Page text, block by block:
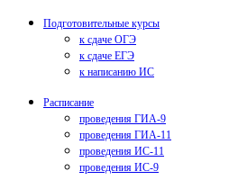
Подготовительные курсы
к сдаче ОГЭ
к сдаче ЕГЭ
к написанию ИС
Расписание
проведения ГИА-9
проведения ГИА-11
проведения ИС-11
проведения ИС-9